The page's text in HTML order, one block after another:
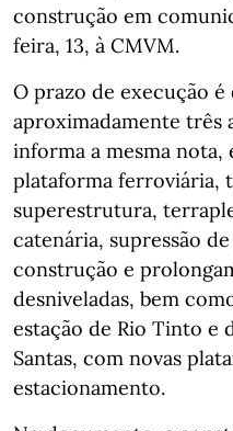
construção em
feira, 13, à CMVM.
O prazo de execução é
aproximadamente três
informa a mesma nota,
plataforma ferroviária,
superestrutura,
catenária, supressão
construção e
desniveladas, bem
estação de Rio Tinto e
Santas, com novas
estacionamento.